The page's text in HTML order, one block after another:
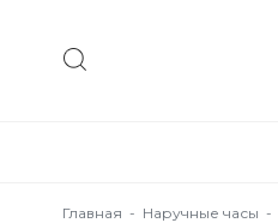
Главная - Наручные часы -